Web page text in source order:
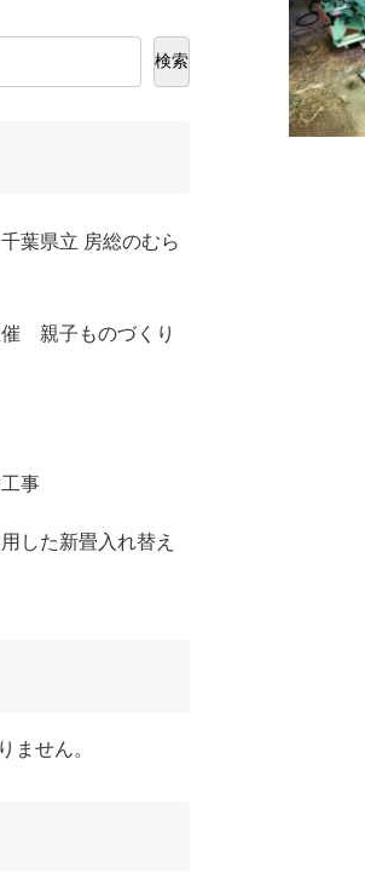
検索
葉県立 房総のむら
催 親子ものづくり
事
した新畳入れ替え
ません。